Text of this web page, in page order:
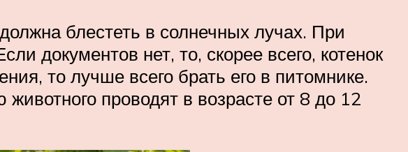
блестеть в солнечных лучах. При
документов нет, то, скорее всего, котенок
то лучше всего брать его в питомнике.
проводят в возрасте от 8 до 12